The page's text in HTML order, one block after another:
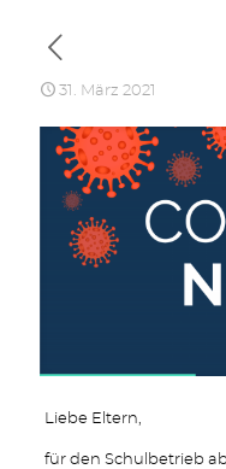
31. März 2021
Liebe Eltern,
für den Schulbetrieb